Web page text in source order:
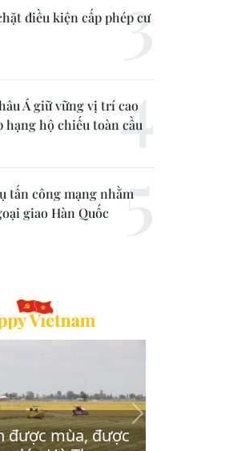
điều kiện cấp phép cư
Á giữ vững vị trí cao
hạng hộ chiếu toàn cầu
tấn công mạng nhằm
giao Hàn Quốc